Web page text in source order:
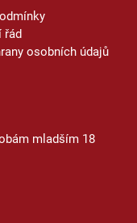
řád
osobních údajů
mladším 18